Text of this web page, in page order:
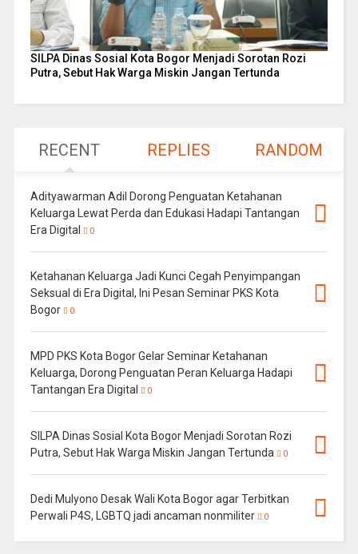
SILPA Dinas Sosial Kota Bogor Menjadi Sorotan Rozi
Putra, Sebut Hak Warga Miskin Jangan Tertunda
RECENT REPLIES RANDOM
Adityawarman Adil Dorong Penguatan Ketahanan
Keluarga Lewat Perda dan Edukasi Hadapi Tantangan
Era Digital
0
Ketahanan Keluarga Jadi Kunci Cegah Penyimpangan
Seksual di Era Digital, Ini Pesan Seminar PKS Kota
Bogor
0
MPD PKS Kota Bogor Gelar Seminar Ketahanan
Keluarga, Dorong Penguatan Peran Keluarga Hadapi
Tantangan Era Digital
0
SILPA Dinas Sosial Kota Bogor Menjadi Sorotan Rozi
Putra, Sebut Hak Warga Miskin Jangan Tertunda
0
Dedi Mulyono Desak Wali Kota Bogor agar Terbitkan
Perwali P4S, LGBTQ jadi ancaman nonmiliter
0